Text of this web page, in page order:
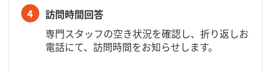
4
訪問時間回答
専門スタッフの空き状況を確認し、折り返しお
電話にて、訪問時間をお知らせします。